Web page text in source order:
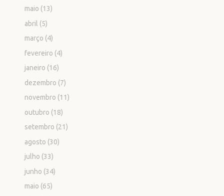
maio (13)
abril (5)
março (4)
fevereiro (4)
janeiro (16)
dezembro (7)
novembro (11)
outubro (18)
setembro (21)
agosto (30)
julho (33)
junho (34)
maio (65)